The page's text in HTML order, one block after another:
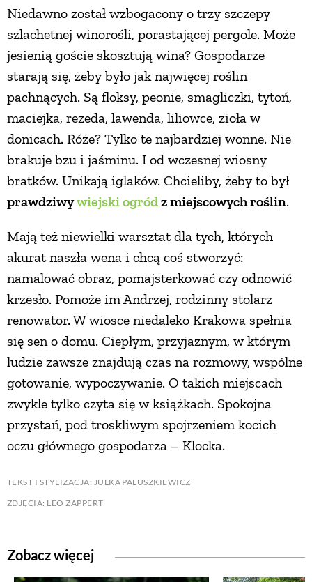
Niedawno został wzbogacony o trzy szczepy
szlachetnej winorośli, porastającej pergole. Może
jesienią goście skosztują wina? Gospodarze
starają się, żeby było jak najwięcej roślin
pachnących. Są floksy, peonie, smagliczki, tytoń,
maciejka, rezeda, lawenda, liliowce, zioła w
donicach. Róże? Tylko te najbardziej wonne. Nie
brakuje bzu i jaśminu. I od wczesnej wiosny
bratków. Unikają iglaków. Chcieliby, żeby to był
prawdziwywiejski ogródz miejscowych roślin.
Mają też niewielki warsztat dla tych, których
akurat naszła wena i chcą coś stworzyć:
namalować obraz, pomajsterkować czy odnowić
krzesło. Pomoże im Andrzej, rodzinny stolarz
renowator. W wiosce niedaleko Krakowa spełnia
się sen o domu. Ciepłym, przyjaznym, w którym
ludzie zawsze znajdują czas na rozmowy, wspólne
gotowanie, wypoczywanie. O takich miejscach
zwykle tylko czyta się w książkach. Spokojna
przystań, pod troskliwym spojrzeniem kocich
oczu głównego gospodarza – Klocka.
TEKST I STYLIZACJA: JULKA PALUSZKIEWICZ
ZDJĘCIA: LEO ZAPPERT
Zobacz więcej